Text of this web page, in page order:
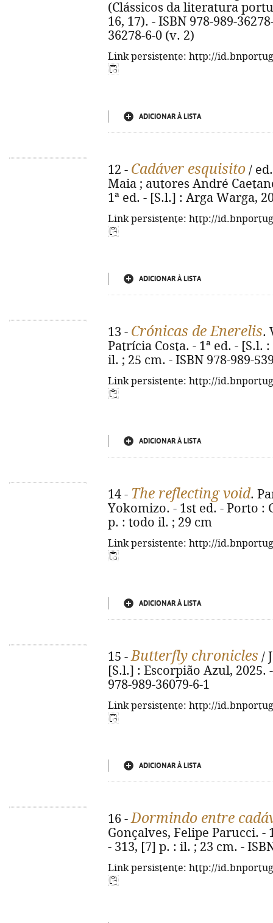
(Clássicos da literatura
16, 17). - ISBN 978-989-
36278-6-0 (v. 2)
Link persistente: http://
ADICIONAR À LISTA
12 - Cadáver esquisito /
Maia ; autores André
1ª ed. - [S.l.] : Arga Warga,
Link persistente: http://
ADICIONAR À LISTA
13 - Crónicas de Enerelis.
Patrícia Costa. - 1ª ed. - [S.l.
il. ; 25 cm. - ISBN 978-989-
Link persistente: http://
ADICIONAR À LISTA
14 - The reflecting void.
Yokomizo. - 1st ed. - Porto :
p. : todo il. ; 29 cm
Link persistente: http://
ADICIONAR À LISTA
15 -Butterfly chronicles /
[S.l.] : Escorpião Azul, 2025.
978-989-36079-6-1
Link persistente: http://
ADICIONAR À LISTA
16 -Dormindo entre
Gonçalves, Felipe Parucci. -
- 313, [7] p. : il. ; 23 cm. -
Link persistente: http://